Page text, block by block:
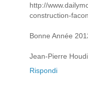
http://
construction-
Bonne Année
Jean-Pierre
Rispondi